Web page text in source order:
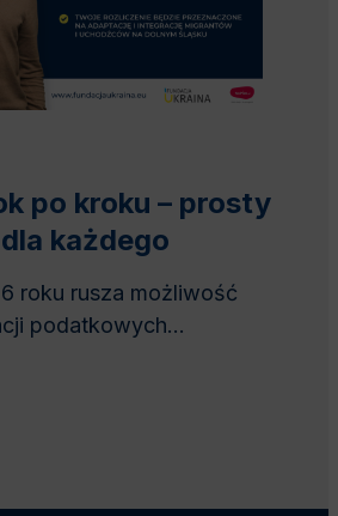
po kroku – prosty
każdego
roku rusza możliwość
podatkowych...